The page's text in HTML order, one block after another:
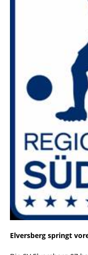
Elversberg springt